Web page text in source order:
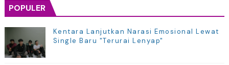
POPULER
Kentara Lanjutkan Narasi Emosional Lewat
Single Baru "Terurai Lenyap"